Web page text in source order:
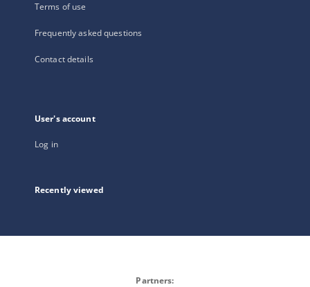
Terms of use
Frequently asked questions
Contact details
User's account
Log in
Recently viewed
Partners: